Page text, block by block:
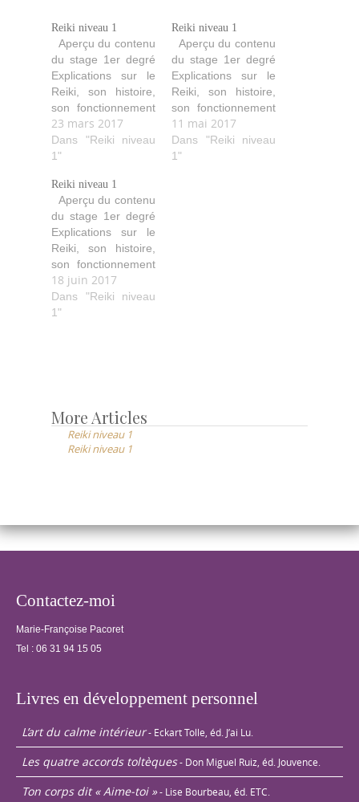
Reiki niveau 1
Aperçu du contenu
du stage 1er degré
Explications sur le
Reiki, son histoire,
son fonctionnement
(comment il agit,
purifie, aide…). Les
quatre initiations
explications ainsi
que les idéaux
Reiki. Les diverses
techniques de soin
avec les positions
des mains pour soi
et les autres.
Echanges de
traitements…
23 mars 2017
Dans "Reiki niveau
1"
Reiki niveau 1
Aperçu du contenu
du stage 1er degré
Explications sur le
Reiki, son histoire,
son fonctionnement
(comment il agit,
purifie, aide…). Les
quatre initiations
11 mai 2017
Dans "Reiki niveau
1"
Reiki niveau 1
Aperçu du contenu
du stage 1er degré
Explications sur le
Reiki, son histoire,
son fonctionnement
(comment il agit,
purifie, aide…). Les
quatre initiations
avec les positions
des mains pour soi
et les autres.
Echanges de
18 juin 2017
Dans "Reiki niveau
1"
Post
navigation
More Articles
Reiki niveau 1
Reiki niveau 1
Contactez-moi
Marie-Françoise Pacoret
Tel : 06 31 94 15 05
Livres en développement personnel
L’art du calme intérieur- Eckart Tolle, éd. J’ai Lu.
Les quatre accords toltèques- Don Miguel Ruiz, éd. Jouvence.
Ton corps dit « Aime-toi »- Lise Bourbeau, éd. ETC.